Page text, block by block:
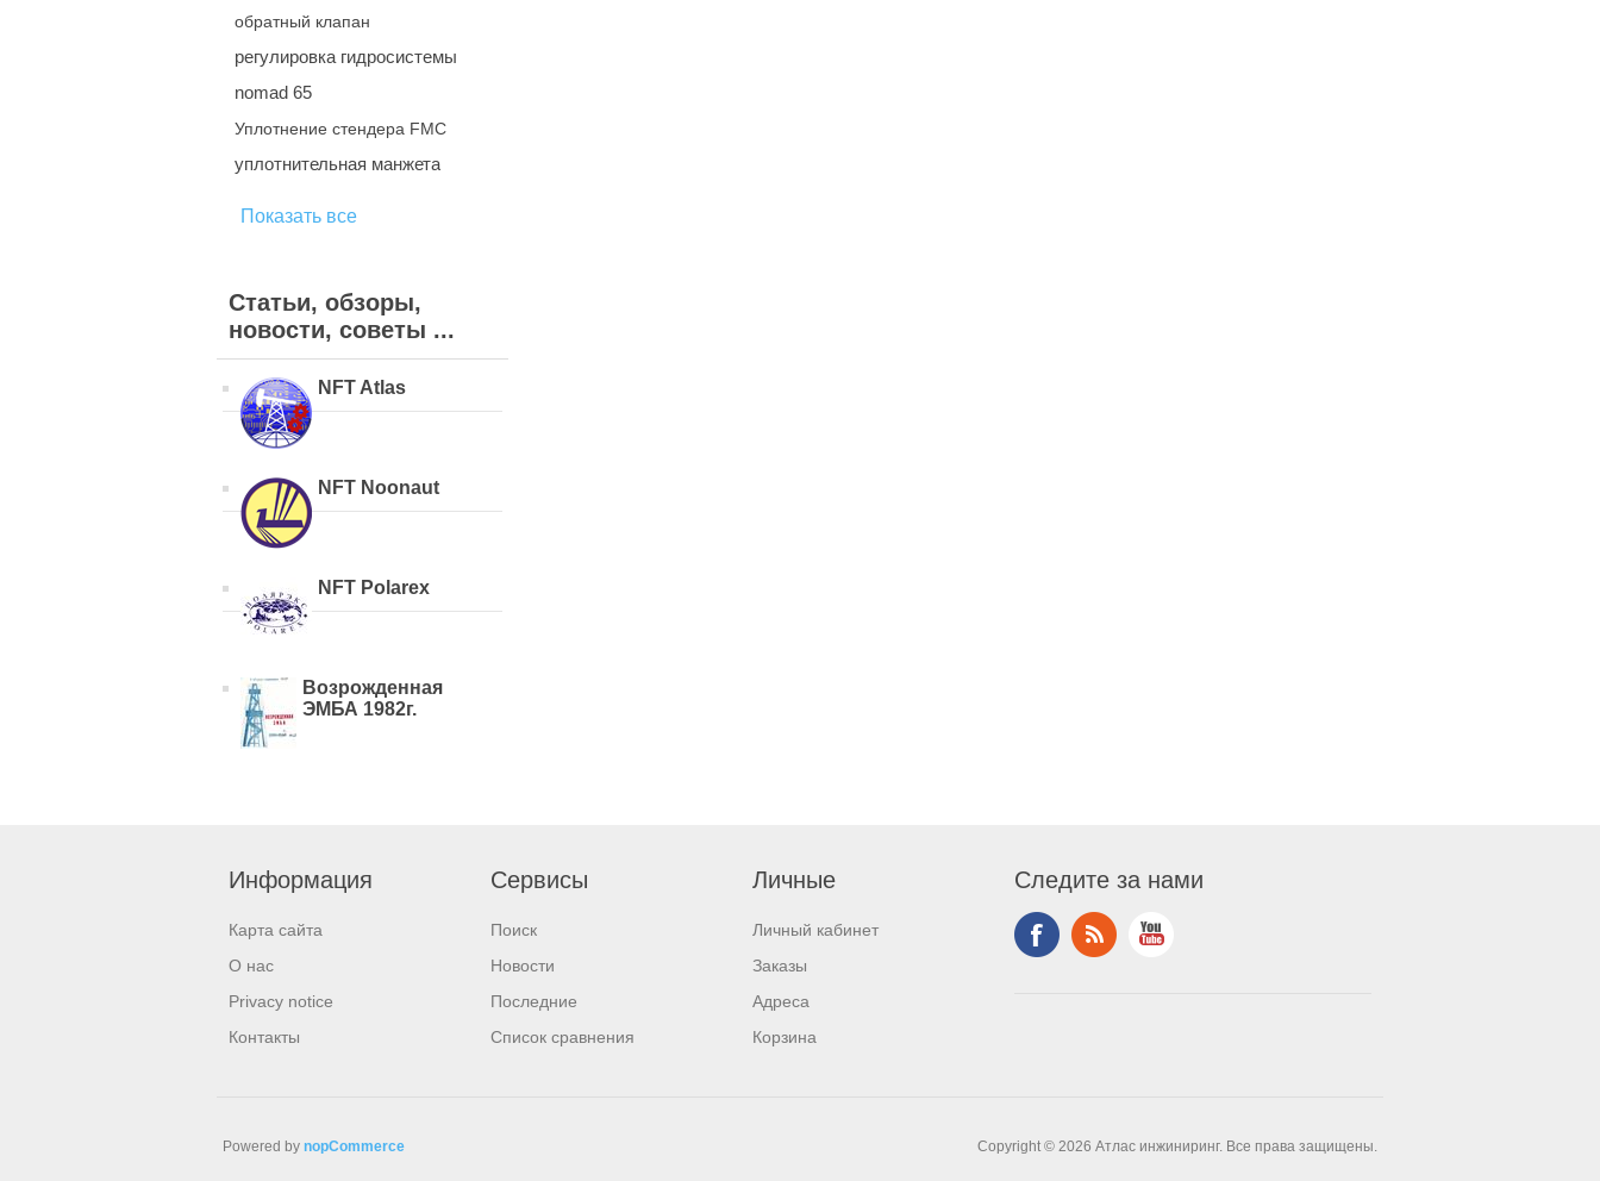
обратный клапан
регулировка гидросистемы
nomad 65
Уплотнение стендера FMC
уплотнительная манжета
Показать все
Статьи, обзоры,
новости, советы ...
NFT Atlas
NFT Noonaut
NFT Polarex
Возрожденная
ЭМБА 1982г.
Информация
Карта сайта
О нас
Privacy notice
Контакты
Сервисы
Поиск
Новости
Последние
Список сравнения
Личные
Личный кабинет
Заказы
Адреса
Корзина
Следите за нами
Copyright © 2026 Атлас инжиниринг. Все права защищены.
Powered by nopCommerce